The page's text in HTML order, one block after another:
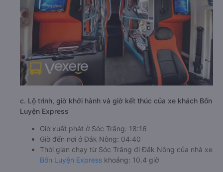
c. Lộ trình, giờ khởi hành và giờ kết thúc của xe khách Bốn
Luyện Express
Giờ xuất phát ở Sóc Trăng: 18:16
Giờ đến nơi ở Đắk Nông: 04:40
Thời gian chạy từ Sóc Trăng đi Đắk Nông của nhà xe
Bốn Luyện Express khoảng: 10.4 giờ